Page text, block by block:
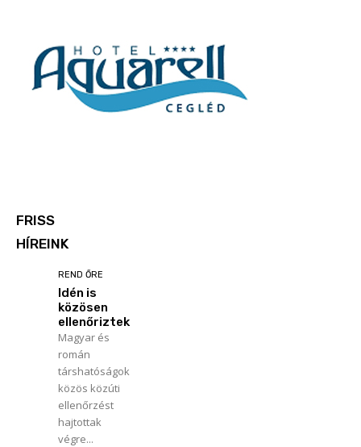
FRISS
HÍREINK
REND ŐRE
Idén is
közösen
ellenőriztek
Magyar és
román
társhatóságok
közös közúti
ellenőrzést
hajtottak
végre...